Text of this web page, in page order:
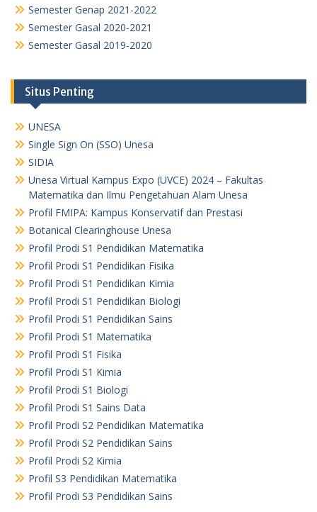
Semester Genap 2021-2022
Semester Gasal 2020-2021
Semester Gasal 2019-2020
Situs Penting
UNESA
Single Sign On (SSO) Unesa
SIDIA
Unesa Virtual Kampus Expo (UVCE) 2024 – Fakultas
Matematika dan Ilmu Pengetahuan Alam Unesa
Profil FMIPA: Kampus Konservatif dan Prestasi
Botanical Clearinghouse Unesa
Profil Prodi S1 Pendidikan Matematika
Profil Prodi S1 Pendidikan Fisika
Profil Prodi S1 Pendidikan Kimia
Profil Prodi S1 Pendidikan Biologi
Profil Prodi S1 Pendidikan Sains
Profil Prodi S1 Matematika
Profil Prodi S1 Fisika
Profil Prodi S1 Kimia
Profil Prodi S1 Biologi
Profil Prodi S1 Sains Data
Profil Prodi S2 Pendidikan Matematika
Profil Prodi S2 Pendidikan Sains
Profil Prodi S2 Kimia
Profil S3 Pendidikan Matematika
Profil Prodi S3 Pendidikan Sains